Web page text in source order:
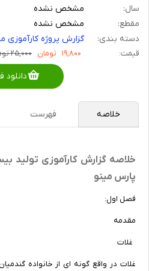
سال:
مشخص نشده
مقطع:
مشخص نشده
دسته بندی:
گزارش پروژه
قیمت: ۱۹,۸۰۰ تومان ۲۵,۰۰۰ تومان
دانلود
خلاصه فهرست
خلاصه گزارش کارآموزی تولید
پارس مینو
فصل اول:
مقدمه
غلات
غلات در واقع گونه ای از خانواده